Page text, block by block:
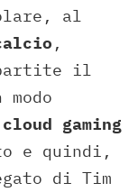
al
,
partite il
cloud gaming
e quindi,
di Tim